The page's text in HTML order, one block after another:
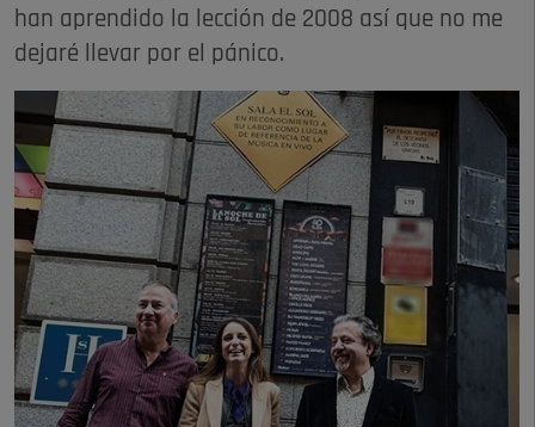
han aprendido la lección de 2008 así que no me
dejaré llevar por el pánico.